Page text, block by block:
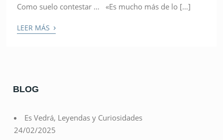
Como suelo contestar … «Es mucho más de lo […]
LEER MÁS ›
BLOG
Es Vedrá, Leyendas y Curiosidades
24/02/2025